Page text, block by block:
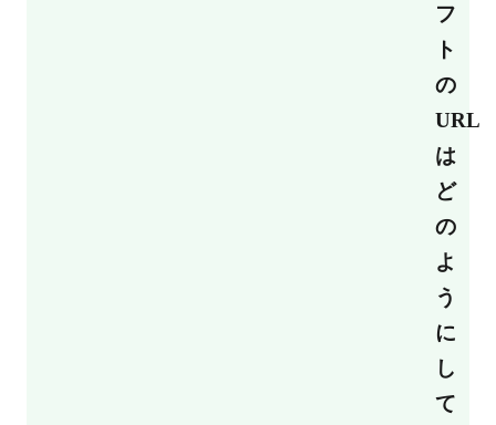
フ
ト
の
URL
は
ど
の
よ
う
に
し
て